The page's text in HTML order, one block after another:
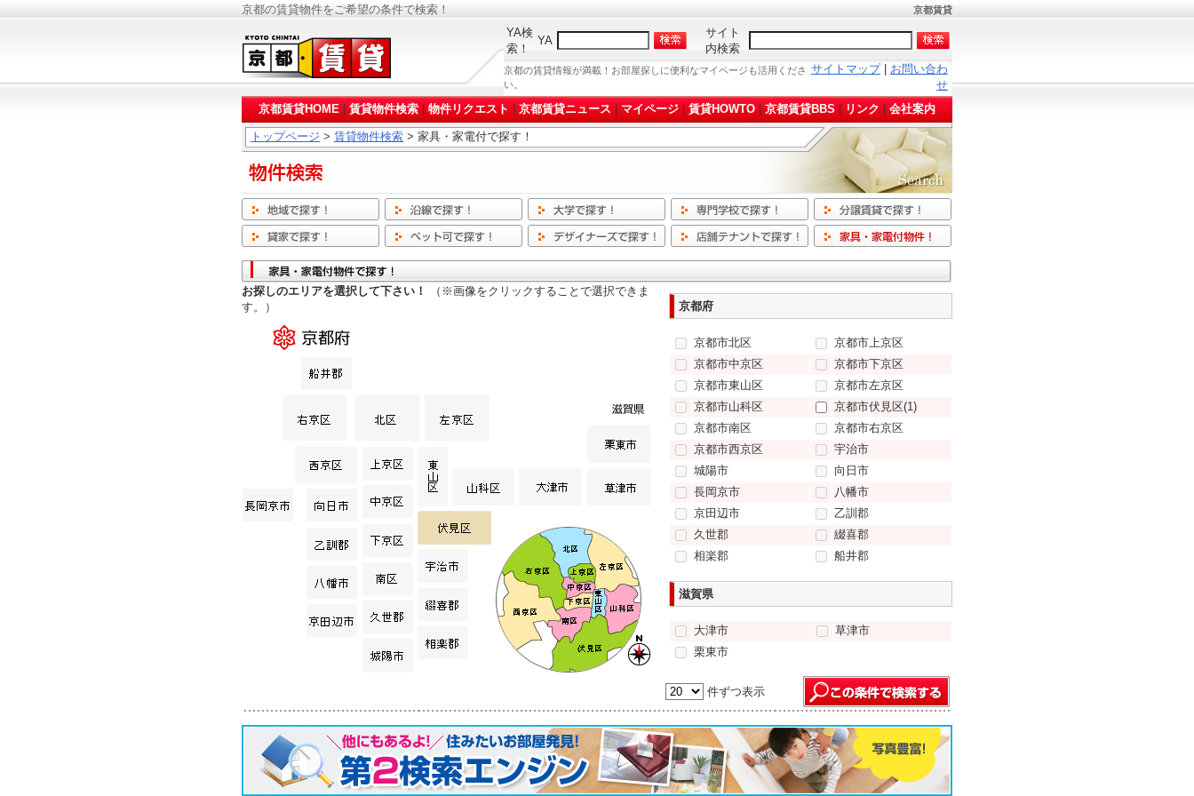
京都の賃貸物件をご希望の条件で検索！ 京都賃貸
YA検
索！
YA
サイト
内検索
京都の賃貸情報が満載！お部屋探しに便利なマイページも活用くださ
い。
サイトマップ| お問い合わ
せ
京都賃貸HOME
賃貸物件検索 物件リクエスト 京都賃貸ニュース マイページ 賃貸HOWTO 京都賃貸BBS リンク 会社案内
トップページ > 賃貸物件検索 > 家具・家電付で探す！
お探しのエリアを選択して下さい！
（※画像をクリックすることで選択できま
す。）
京都府
京都市北区
京都市上京区
京都市中京区
京都市下京区
京都市東山区
京都市左京区
京都市山科区
京都市伏見区(1)
京都市南区
京都市右京区
京都市西京区
宇治市
城陽市
向日市
長岡京市
八幡市
京田辺市
乙訓郡
久世郡
綴喜郡
相楽郡
船井郡
滋賀県
大津市
草津市
栗東市
件ずつ表示